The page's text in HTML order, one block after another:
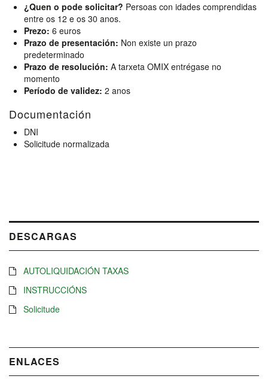
¿Quen o pode solicitar? Persoas con idades comprendidas
entre os 12 e os 30 anos.
Prezo: 6 euros
Prazo de presentación: Non existe un prazo
predeterminado
Prazo de resolución: A tarxeta OMIX entrégase no
momento
Período de validez: 2 anos
Documentación
DNI
Solicitude normalizada
DESCARGAS
AUTOLIQUIDACIÓN TAXAS
INSTRUCCIÓNS
Solicitude
ENLACES